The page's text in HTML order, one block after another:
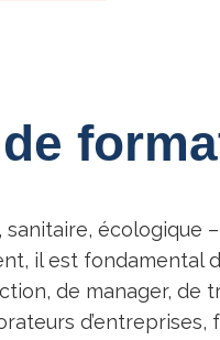
écologique
il est
de manager, de